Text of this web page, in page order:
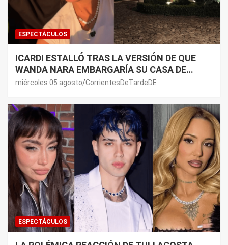
ESPECTÁCULOS
ICARDI ESTALLÓ TRAS LA VERSIÓN DE QUE
WANDA NARA EMBARGARÍA SU CASA DE
NORDELTA: “NECESITAN RASCAR DE ALGÚN
miércoles 05 agosto CorrientesDeTardeDE
ESPECTÁCULOS